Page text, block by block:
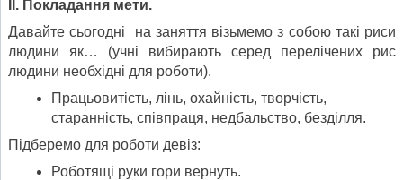
ІІ. Покладання мети.
Давайте сьогодні на заняття візьмемо з собою такі риси
людини як… (учні вибирають серед перелічених рис
людини необхідні для роботи).
Працьовитість, лінь, охайність, творчість,
старанність, співпраця, недбальство, безділля.
Підберемо для роботи девіз:
Роботящі руки гори вернуть.